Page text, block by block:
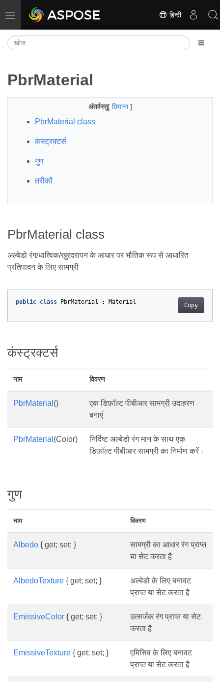
नेविगेशन टॉगल करें हिन्दी
PbrMaterial
अंतर्वस्तु[ छिपाना]
PbrMaterial class
कंस्ट्रक्टर्स
गुण
तरीकों
PbrMaterial class
अल्बेडो रंग/धात्विक/खुरदरापन के आधार पर भौतिक रूप से आधारित
प्रतिपादन के लिए सामग्री
Copy
public class PbrMaterial : Material
कंस्ट्रक्टर्स
नाम विवरण
PbrMaterial ()
एक डिफ़ॉल्ट पीबीआर सामग्री उदाहरण
बनाएं
PbrMaterial (Color)
निर्दिष्ट अल्बेडो रंग मान के साथ एक
डिफ़ॉल्ट पीबीआर सामग्री का निर्माण करें।
गुण
नाम विवरण
Albedo { get; set; }
सामग्री का आधार रंग प्राप्त
या सेट करता है
AlbedoTexture { get; set; }
अल्बेडो के लिए बनावट
प्राप्त या सेट करता है
EmissiveColor { get; set; }
उत्सर्जक रंग प्राप्त या सेट
करता है
EmissiveTexture { get; set; }
एमिसिव के लिए बनावट
प्राप्त या सेट करता है